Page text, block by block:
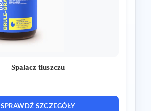
Spalacz tłuszczu
SPRAWDŹ SZCZEGÓŁY